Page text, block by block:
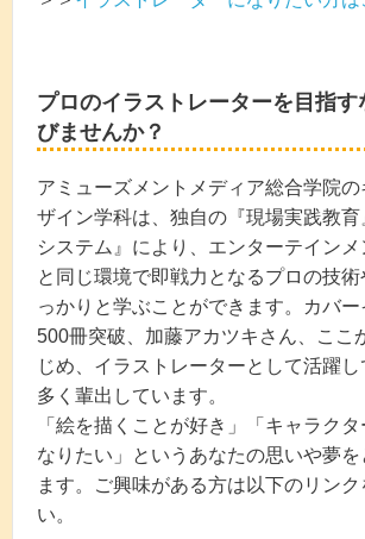
プロのイラストレーターを目指
びませんか？
アミューズメントメディア総合学院
ザイン学科は、独自の『現場実践教育
システム』により、エンターテイン
と同じ環境で即戦力となるプロの技
っかりと学ぶことができます。カバ
500冊突破、加藤アカツキさん、ここ
じめ、イラストレーターとして活躍
多く輩出しています。
「絵を描くことが好き」「キャラク
なりたい」というあなたの思いや夢
ます。ご興味がある方は以下のリンク
い。